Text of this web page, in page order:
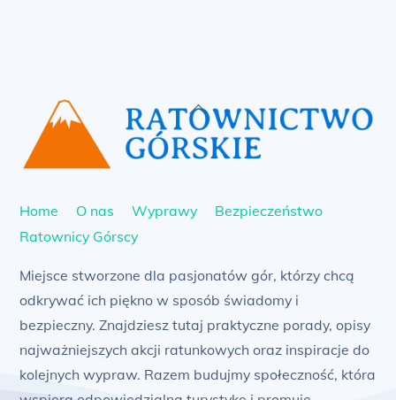
Back
To
Top
Home O nas Wyprawy
Bezpieczeństwo
Ratownicy Górscy
Miejsce stworzone dla pasjonatów gór, którzy chcą
odkrywać ich piękno w sposób świadomy i
bezpieczny. Znajdziesz tutaj praktyczne porady, opisy
najważniejszych akcji ratunkowych oraz inspiracje do
kolejnych wypraw. Razem budujmy społeczność, która